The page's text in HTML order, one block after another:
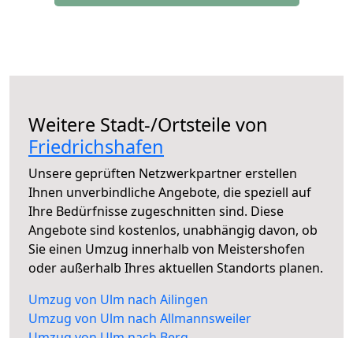
Weitere Stadt-/Ortsteile von
Friedrichshafen
Unsere geprüften Netzwerkpartner erstellen
Ihnen unverbindliche Angebote, die speziell auf
Ihre Bedürfnisse zugeschnitten sind. Diese
Angebote sind kostenlos, unabhängig davon, ob
Sie einen Umzug innerhalb von Meistershofen
oder außerhalb Ihres aktuellen Standorts planen.
Umzug von Ulm nach Ailingen
Umzug von Ulm nach Allmannsweiler